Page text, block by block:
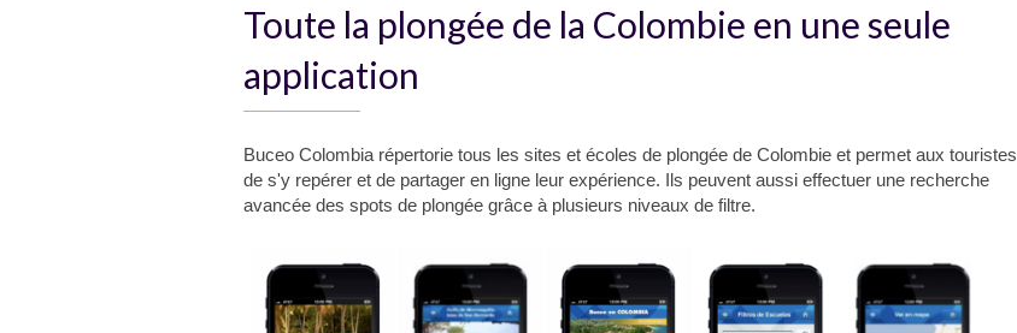
Toute la plongée de la Colombie en une seule
application
Buceo Colombia répertorie tous les sites et écoles de plongée de Colombie et permet aux touristes
de s'y repérer et de partager en ligne leur expérience.​ Ils peuvent aussi effectuer une recherche
avancée des spots de plongée grâce à plusieurs niveaux de filtre.